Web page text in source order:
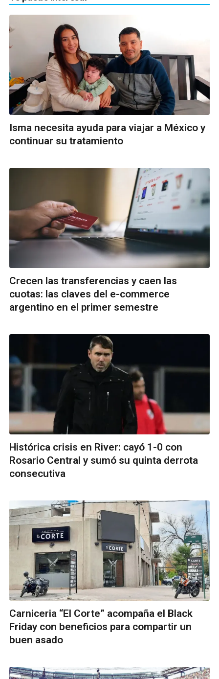
Isma necesita ayuda para viajar a México y
continuar su tratamiento
Crecen las transferencias y caen las
cuotas: las claves del e-commerce
argentino en el primer semestre
Histórica crisis en River: cayó 1-0 con
Rosario Central y sumó su quinta derrota
consecutiva
Carniceria “El Corte” acompaña el Black
Friday con beneficios para compartir un
buen asado